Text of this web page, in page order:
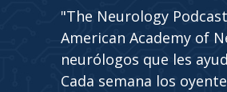
"The Neurology
American Academy of
neurólogos que les
Cada semana los